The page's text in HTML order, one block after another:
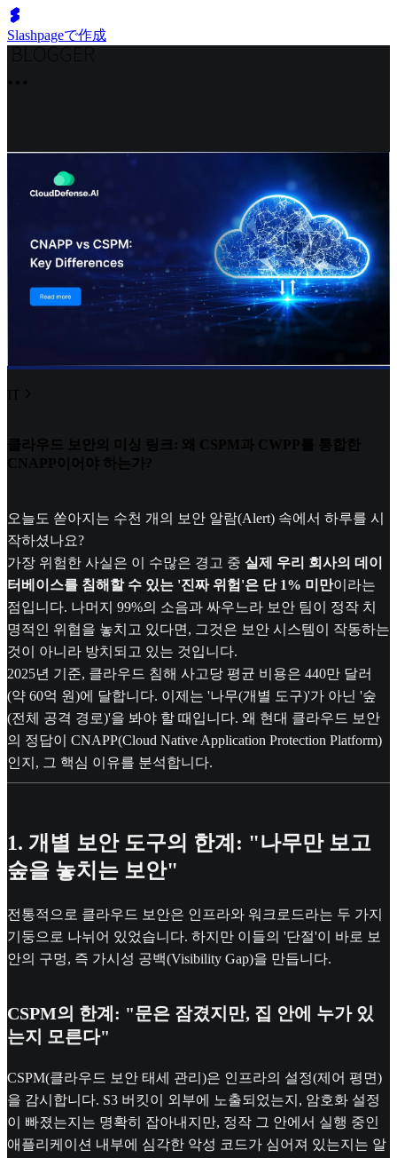
Slashpageで作成
IT
클라우드 보안의 미싱 링크: 왜 CSPM과 CWPP를 통합한
CNAPP이어야 하는가?
오늘도 쏟아지는 수천 개의 보안 알람(Alert) 속에서 하루를 시
작하셨나요?
가장 위험한 사실은 이 수많은 경고 중 실제 우리 회사의 데이
터베이스를 침해할 수 있는 '진짜 위험'은 단 1% 미만이라는
점입니다. 나머지 99%의 소음과 싸우느라 보안 팀이 정작 치
명적인 위협을 놓치고 있다면, 그것은 보안 시스템이 작동하는
것이 아니라 방치되고 있는 것입니다.
2025년 기준, 클라우드 침해 사고당 평균 비용은 440만 달러
(약 60억 원)에 달합니다. 이제는 '나무(개별 도구)'가 아닌 '숲
(전체 공격 경로)'을 봐야 할 때입니다. 왜 현대 클라우드 보안
의 정답이 CNAPP(Cloud Native Application Protection Platform)
인지, 그 핵심 이유를 분석합니다.
1. 개별 보안 도구의 한계: "나무만 보고
숲을 놓치는 보안"
전통적으로 클라우드 보안은 인프라와 워크로드라는 두 가지
기둥으로 나뉘어 있었습니다. 하지만 이들의 '단절'이 바로 보
안의 구멍, 즉 가시성 공백(Visibility Gap)을 만듭니다.
CSPM의 한계: "문은 잠겼지만, 집 안에 누가 있
는지 모른다"
CSPM(클라우드 보안 태세 관리)은 인프라의 설정(제어 평면)
을 감시합니다. S3 버킷이 외부에 노출되었는지, 암호화 설정
이 빠졌는지는 명확히 잡아내지만, 정작 그 안에서 실행 중인
애플리케이션 내부에 심각한 악성 코드가 심어져 있는지는 알